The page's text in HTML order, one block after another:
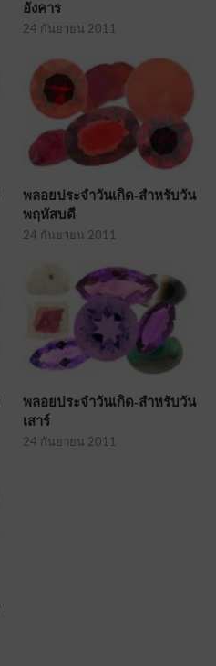
อังคาร
24 กันยายน 2011
พลอยประจำวันเกิด-สำหรับวัน
พฤหัสบดี
24 กันยายน 2011
พลอยประจำวันเกิด-สำหรับวัน
เสาร์
24 กันยายน 2011